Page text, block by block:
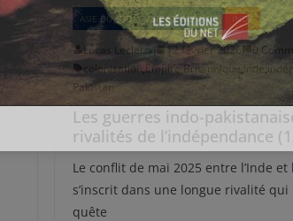
ASIE DU SUD ASIE ET OCÉANIE INDE
Lucas Leclercq 12 février 2026
0
colonisation,Empire Britannique, Inde ,
Pakistan
Les guerres indo-
rivalités de l’indépendance
Le conflit de mai 2025 entre l’Inde et
s’inscrit dans une longue rivalité
quête